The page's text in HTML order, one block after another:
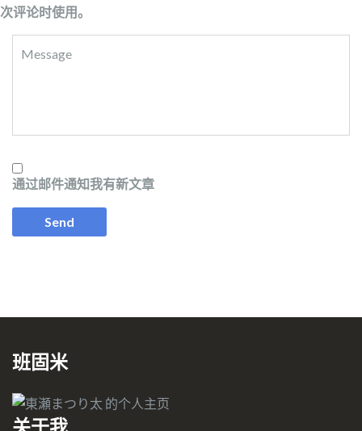
次评论时使用。
通过邮件通知我有新文章
班固米